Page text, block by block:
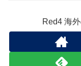
Red4 海